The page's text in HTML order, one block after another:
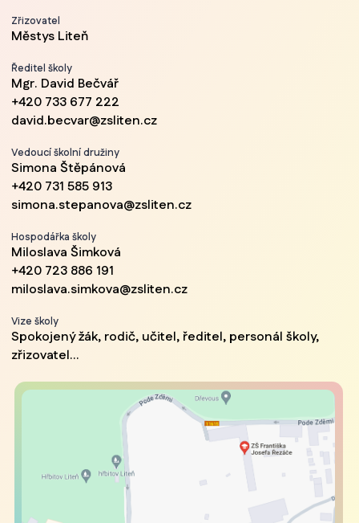
Zřizovatel
Městys Liteň
Ředitel školy
Mgr. David Bečvář
+420 733 677 222
david.becvar@zsliten.cz
Vedoucí školní družiny
Simona Štěpánová
+420 731 585 913
simona.stepanova@zsliten.cz
Hospodářka školy
Miloslava Šimková
+420 723 886 191
miloslava.simkova@zsliten.cz
Vize školy
Spokojený žák, rodič, učitel, ředitel, personál školy,
zřizovatel...